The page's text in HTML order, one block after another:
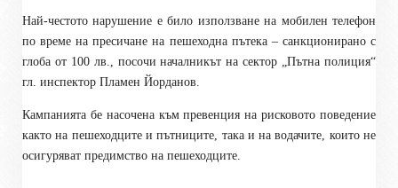
Най-честото нарушение е било използване на мобилен телефон
по време на пресичане на пешеходна пътека – санкционирано с
глоба от 100 лв., посочи началникът на сектор „Пътна полиция“
гл. инспектор Пламен Йорданов.
Кампанията бе насочена към превенция на рисковото поведение
както на пешеходците и пътниците, така и на водачите, които не
осигуряват предимство на пешеходците.